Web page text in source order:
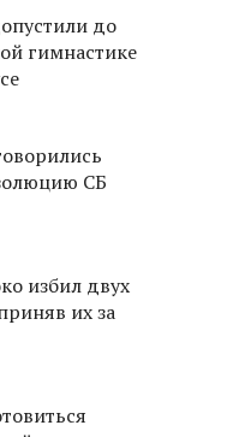
до
гимнастике
СБ
избил двух
их за